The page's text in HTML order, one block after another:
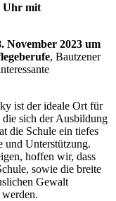
Uhr mit
November 2023 um
, Bautzener
ist der ideale Ort für
sich der Ausbildung
die Schule ein tiefes
und Unterstützung.
hoffen wir, dass
sowie die breite
Gewalt